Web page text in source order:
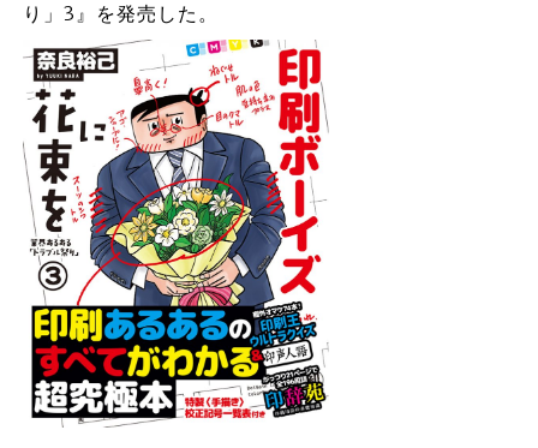
り」3』を発売した。